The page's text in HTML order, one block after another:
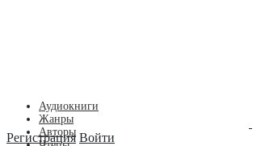
Регистрация Войти
Аудиокниги
Жанры
Авторы